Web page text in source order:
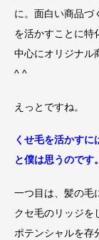
に。面白い商品づ
を活かすことに特
中心にオリジナル
^ ^
えっとですね。
くせ毛を活かすに
と僕は思うのです。
一つ目は、髪の毛
クセ毛のリッジを
ポテンシャルを存